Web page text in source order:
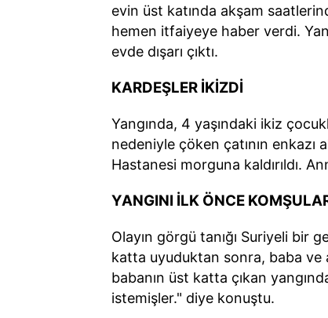
evin üst katında akşam
hemen itfaiyeye haber verdi.
evde dışarı çıktı.
KARDEŞLER İKİZDİ
Yangında, 4 yaşındaki ikiz
nedeniyle çöken çatının enkazı
Hastanesi morguna kaldırıldı.
YANGINI İLK ÖNCE
Olayın görgü tanığı Suriyeli bir
katta uyuduktan sonra, baba ve
babanın üst katta çıkan
istemişler." diye konuştu.